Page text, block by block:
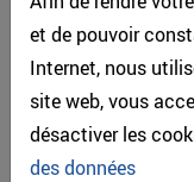
et de pouvoir
Internet, nous
site web, vous
désactiver les
des données